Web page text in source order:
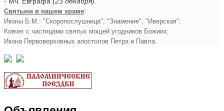
Святыни в нашем храме:
Иконы Б.М.: "Скоропослушница", "Знамение", "Иверская";
Ковчег с частицами святых мощей угодников Божиих;
Икона Первоверховных апостолов Петра и Павла.